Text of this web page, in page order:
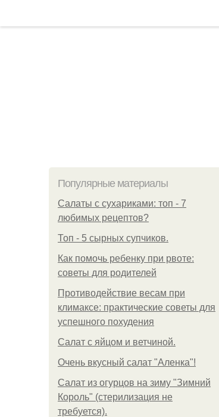
Популярные материалы
Салаты с сухариками: топ - 7
любимых рецептов?
Топ - 5 сырных супчиков.
Как помочь ребенку при рвоте:
советы для родителей
Противодействие весам при
климаксе: практические советы для
успешного похудения
Салат с яйцом и ветчиной.
Очень вкусный салат "Аленка"!
Салат из огурцов на зиму "Зимний
Король" (стерилизация не
требуется).